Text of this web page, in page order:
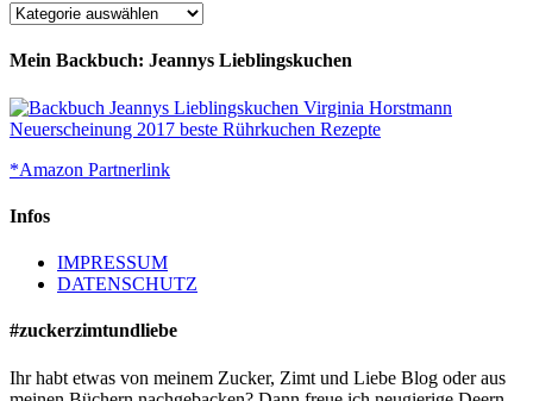
Rezeptübersicht
Mein Backbuch: Jeannys Lieblingskuchen
*Amazon Partnerlink
Infos
IMPRESSUM
DATENSCHUTZ
#zuckerzimtundliebe
Ihr habt etwas von meinem Zucker, Zimt und Liebe Blog oder aus